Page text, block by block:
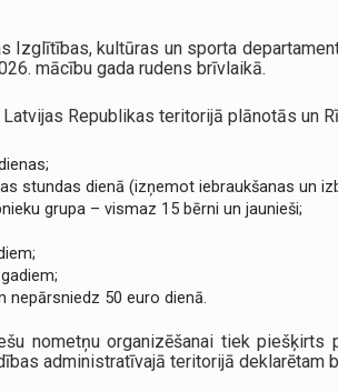
Izglītības, kultūras un sporta
mācību gada rudens brīvlaikā.
Republikas teritorijā plānotās un
stundas dienā (izņemot iebraukšanas un
grupa – vismaz 15 bērni un jaunieši;
nepārsniedz 50 euro dienā.
nometņu organizēšanai tiek
administratīvajā teritorijā deklarētam